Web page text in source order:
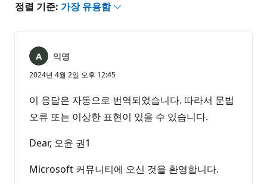
정렬 기준: 가장 유용함
익명
2024년 4월 2일 오후 12:45
이 응답은 자동으로 번역되었습니다. 따라서 문법
오류 또는 이상한 표현이 있을 수 있습니다.
Dear, 오윤 권1
Microsoft 커뮤니티에 오신 것을 환영합니다.